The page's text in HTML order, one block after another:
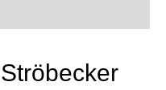
Mit
und